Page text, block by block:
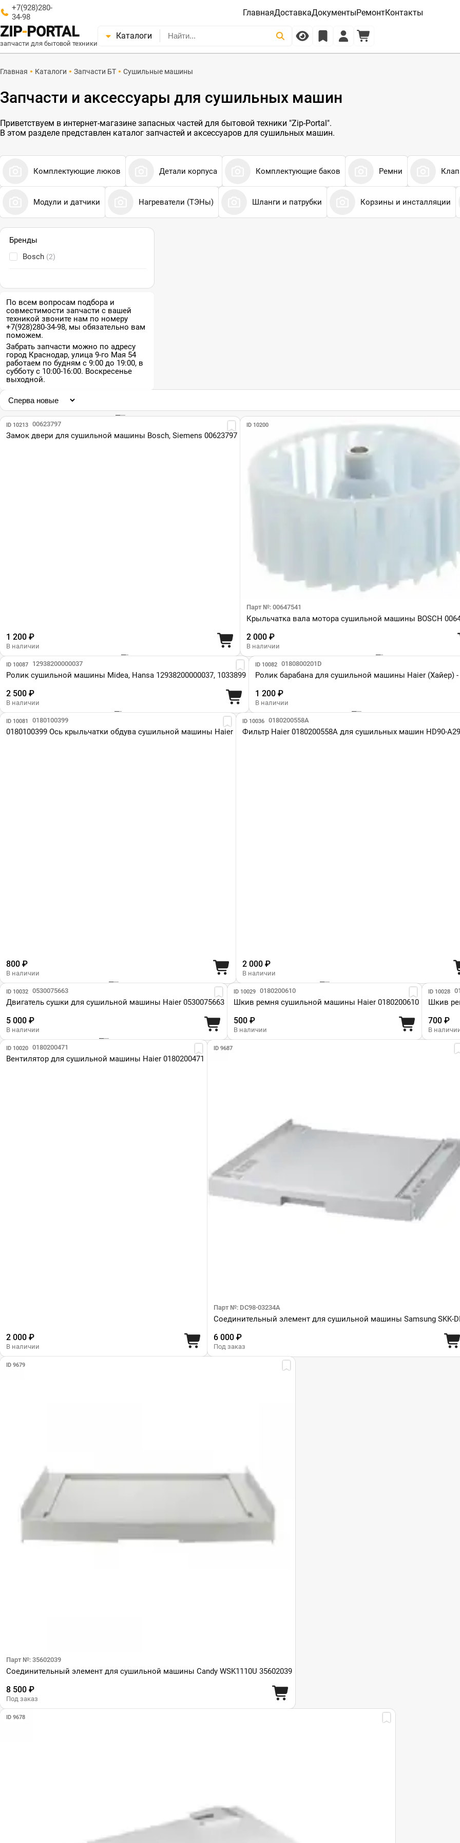
+7(928)280-
34-98
ГлавнаяДоставкаДокументыРемонтКонтакты
ZIP-PORTAL
запчасти для бытовой техники
Каталоги
Главная Каталоги Запчасти БТ Сушильные машины
Запчасти и аксессуары для сушильных машин
Приветствуем в интернет-магазине запасных частей для бытовой техники "Zip-Portal".
В этом разделе представлен каталог запчастей и аксессуаров для сушильных машин.
Комплектующие люков Детали корпуса Комплектующие баков Ремни
Модули и датчики Нагреватели (ТЭНы) Шланги и патрубки Корзины и инсталляции
Бренды
Bosch (2)
По всем вопросам подбора и
совместимости запчасти с вашей
техникой звоните нам по номеру
+7(928)280-34-98, мы обязательно вам
поможем.
Забрать запчасти можно по адресу
город Краснодар, улица 9-го Мая 54
работаем по будням с 9:00 до 19:00, в
субботу с 10:00-16:00. Воскресенье
выходной.
ID 10213
Парт №: 00623797
Замок двери для сушильной машины Bosch, Siemens 00623797
1 200 ₽
В наличии
ID 10200
Парт №: 00647541
Крыльчатка вала мотора сушильной машины BOSCH
2 000 ₽
В наличии
ID 10087
Парт №: 12938200000037
Ролик сушильной машины Midea, Hansa 12938200000037, 1033899
2 500 ₽
В наличии
ID 10082
Парт №: 0180800201D
Ролик барабана для сушильной машины Haier (Хайер) -
1 200 ₽
В наличии
ID 10081
Парт №: 0180100399
0180100399 Ось крыльчатки обдува сушильной машины Haier
800 ₽
В наличии
ID 10036
Парт №: 0180200558A
Фильтр Haier 0180200558A для сушильных машин HD90-
2 000 ₽
В наличии
ID 10032
Парт №: 0530075663
Двигатель сушки для сушильной машины Haier 0530075663
5 000 ₽
В наличии
ID 10029
Парт №: 0180200610
Шкив ремня сушильной машины Haier 0180200610
500 ₽
В наличии
ID 10028
Парт №:
Шкив
700 ₽
В
ID 10020
Парт №: 0180200471
Вентилятор для сушильной машины Haier 0180200471
2 000 ₽
В наличии
ID 9687
Парт №: DC98-03234A
Соединительный элемент для сушильной машины Samsung SKK-
6 000 ₽
Под заказ
ID 9679
Парт №: 35602039
Соединительный элемент для сушильной машины Candy WSK1110U 35602039
8 500 ₽
Под заказ
ID 9678